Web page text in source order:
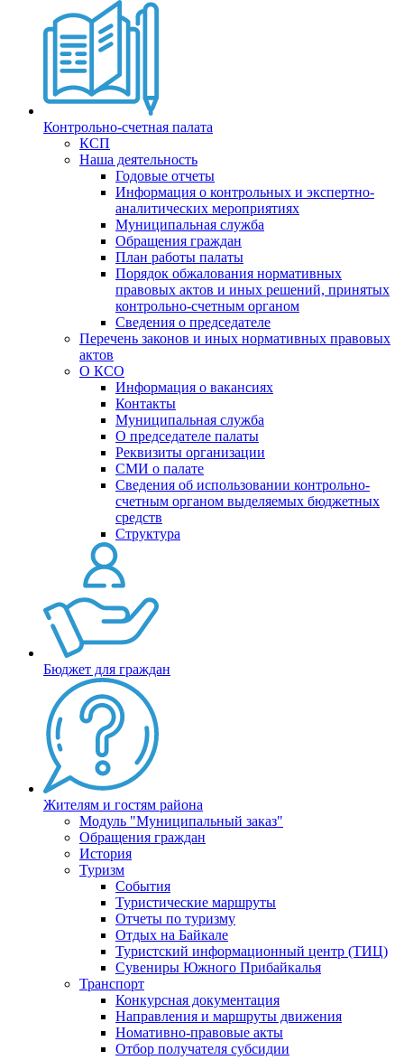
Контрольно-счетная палата
КСП
Наша деятельность
Годовые отчеты
Информация о контрольных и экспертно-
аналитических мероприятиях
Муниципальная служба
Обращения граждан
План работы палаты
Порядок обжалования нормативных
правовых актов и иных решений, принятых
контрольно-счетным органом
Сведения о председателе
Перечень законов и иных нормативных правовых
актов
О КСО
Информация о вакансиях
Контакты
Муниципальная служба
О председателе палаты
Реквизиты организации
СМИ о палате
Сведения об использовании контрольно-
счетным органом выделяемых бюджетных
средств
Структура
Бюджет для граждан
Жителям и гостям района
Модуль "Муниципальный заказ"
Обращения граждан
История
Туризм
События
Туристические маршруты
Отчеты по туризму
Отдых на Байкале
Туристский информационный центр (ТИЦ)
Сувениры Южного Прибайкалья
Транспорт
Конкурсная документация
Направления и маршруты движения
Номативно-правовые акты
Отбор получателя субсидии